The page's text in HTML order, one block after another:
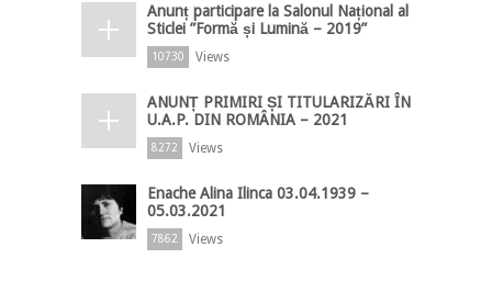
Anunț participare la Salonul Național al
Sticlei ”Formă și Lumină – 2019”
10730 Views
ANUNȚ PRIMIRI ȘI TITULARIZĂRI ÎN
U.A.P. DIN ROMÂNIA – 2021
8272 Views
Enache Alina Ilinca 03.04.1939 –
05.03.2021
7862 Views